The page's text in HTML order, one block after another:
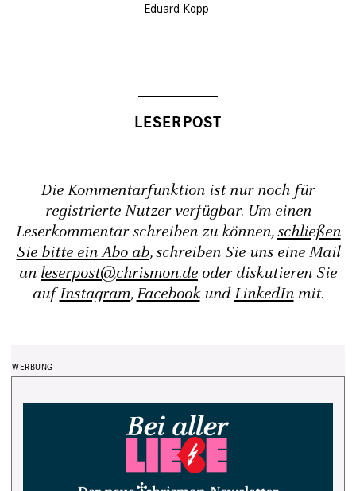
Eduard Kopp
Die Kommentarfunktion ist nur noch für
registrierte Nutzer verfügbar. Um einen
Leserkommentar schreiben zu können,schließen
Sie bitte ein Abo ab, schreiben Sie uns eine Mail
an leserpost@chrismon.de oder diskutieren Sie
aufInstagram,FacebookundLinkedInmit.